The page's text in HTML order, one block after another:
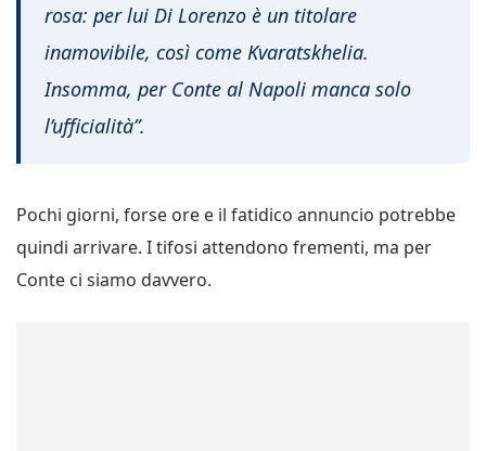
rosa: per lui Di Lorenzo è un titolare
inamovibile, così come Kvaratskhelia.
Insomma, per Conte al Napoli manca solo
l’ufficialità”.
Pochi giorni, forse ore e il fatidico annuncio potrebbe
quindi arrivare. I tifosi attendono frementi, ma per
Conte ci siamo davvero.